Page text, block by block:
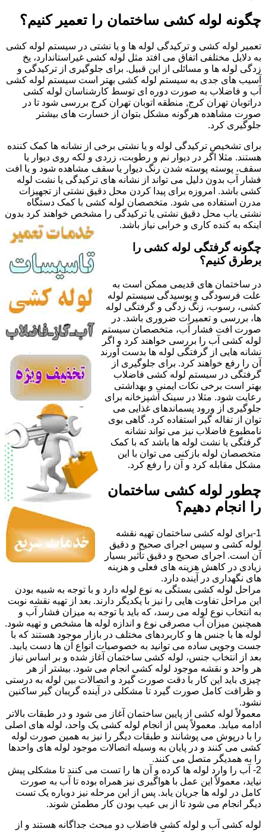
چگونه لوله کشی ساختمان را تعمیر کنیم؟
تعمیر لوله کشی و ترکیدگی لوله ها و یا نشتی در سیستم لوله کشی
به دلایل مختلفی اتفاق می افتد مثل لوله کشی غیراستاندارد، یخ
زدگی لوله ها و مسائلی از این قبیل. برای جلوگیری از ترکیدگی و
آسیب های جدی به سیستم لوله کشی بهتر است سیستم لوله کشی
آب و فاضلاب به صورت دوره ای توسط کارشناسان لوله کشی
دراتوبان تهران کرج, منطقه اتوبان تهران کرج بررسی شود تا در
صورت مشاهده هرگونه مشکل بتوان از خسارت های بیشتر
جلوگیری کرد.
برای تشخیص ترکیدگی لوله و یا نشتی برخی از نشانه ها کمک کننده
هستند. مثلا اگر در دیوار نم و رطوبت، زردی و لکه روی دیوار یا
سقف، پوسته پوسته شدن رنگ دیوار یا سقف مشاهده شود و یا افت
فشار آب بدون دلیل می تواند از نشانه های ترکیدگی یا نشت لوله
کشی باشد. امروزه برای پیدا کردن محل دقیق نشتی از تجهیزات
مدرن استفاده می شود. متخصصان لوله کشی با کمک دستگاه
نشتی یاب محل دقیق نشتی یا ترکیدگی را مشخص خواهند کرد بدون
اینکه به کنده کاری و خرابی نیاز باشد.
چگونه گرفتگی لوله کشی را
برطرق کنیم؟
در ساختمان های قدیمی ممکن است به
علت فرسودگی و پوسیدگی سیستم لوله
کشی، رسوب، زنگ زدگی و گرفتگی لوله
ها، بررسی و تعمیرات ضروری باشد. در
صورت افت فشار آب، متخصصان سیستم
لوله کشی آب را بررسی خواهند کرد و اگر
نشانه هایی از گرفتگی لوله ها بدست آورند
آن را رفع خواهند کرد. برای جلوگیری از
گرفتگی در سیستم لوله کشی فاضلاب
بهتر است برخی نکات ایمنی و بهداشتی
رعایت شود. مثلا در سینک آشپزخانه برای
جلوگیری از ورود پسماندهای غذایی می
توان از تفاله گیر استفاده کرد. گاهی بوی
نامطبوع فاضلاب نیز می تواند نشانه
گرفتگی یا نشت لوله ها باشد که با کمک
متخصصان لوله بازکنی می توان با این
مشکل مقابله کرد و آن را رفع کرد.
چطور لوله کشی ساختمان
را انجام دهیم؟
1-برای لوله کشی ساختمان تهیه نقشه
لوله کشی و سپس اجرای صحیح و دقیق
آن است. اجرای صحیح و دقیق تأثیر بسیار
زیادی در کاهش هزینه های فعلی و هزینه
های نگهداری در آینده دارد.
مراحل لوله کشی بستگی به نوع لوله دارد و با توجه به شبیه بودن
این مراحل تفاوت هایی را نیز با یکدیگر دارند. بعد از تهیه نقشه نوبت
به انتخاب نوع لوله می رسد، که باید با توجه به میزان فشار آب و
همچنین میزان آب مصرفی نوع و اندازه لوله ها مشخص و تهیه شود.
لوله ها با جنس ها و کاربردهای مختلف در بازار موجود هستند که با
جست وجویی ساده می توانید به خصوصیات انواع آن ها دست یابید.
بعد از انتخاب جنس، لوله کشی ساختمان آغاز شده و بر اساس نیاز
هر واحد و نقشه موجود لوله کشی انجام می شود. بیشتر از هر
چیزی باید این کار با دقت صورت گیرد و اتصالات بین لوله به درستی
و ظرافت کامل صورت گیرد تا مشکلی در آینده گریبان گیر ساکنین
نشود.
معمولاً لوله کشی از پایین ساختمان آغاز می شود و در طبقات بالاتر
ادامه میابد. معمولاً پس از انجام لوله کشی یک واحد، لوله های اصلی
را با درپوش می پوشانند و طبقات دیگر را نیز به همین صورت لوله
کشی می کنند و در پایان به وسیله اتصالات موجود لوله های واحدها
را به همدیگر متصل می کنند.
2- آب را وارد لوله ها کرده و آن ها را تست می کنند تا مشکلی پیش
نیاید، معمولاً این عمل با هواگیری نیز همراه بوده تا آب به صورت
کامل در لوله ها جریان یابد. پس از این مرحله نیز دوباره یک تست
دیگر انجام می شود تا از بی عیب بودن کار مطمئن شوند.
لوله کشی آب و لوله کشی فاضلاب دو مبحث جداگانه هستند و از